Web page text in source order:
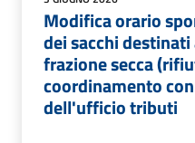
Modifica orario
dei sacchi
frazione secca
coordinamento
dell'ufficio tributi